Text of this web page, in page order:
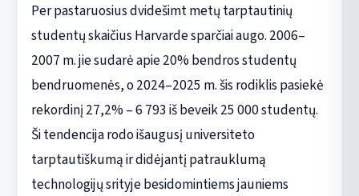
Per pastaruosius dvidešimt metų tarptautinių
studentų skaičius Harvarde sparčiai augo. 2006–
2007 m. jie sudarė apie 20% bendros studentų
bendruomenės, o 2024–2025 m. šis rodiklis pasiekė
rekordinį 27,2% – 6 793 iš beveik 25 000 studentų.
Ši tendencija rodo išaugusį universiteto
tarptautiškumą ir didėjantį patrauklumą
technologijų srityje besidomintiems jauniems